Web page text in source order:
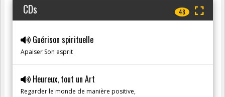
CDs 48
Guérison spirituelle
Apaiser Son esprit
Heureux, tout un Art
Regarder le monde de manière positive,